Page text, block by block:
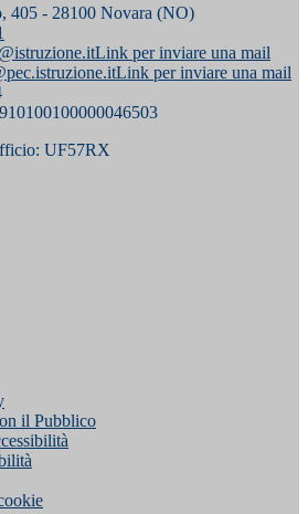
405 - 28100 Novara (NO)
Link per inviare una mail
Link per inviare una mail
UF57RX
il Pubblico